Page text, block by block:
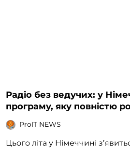
Радіо без ведучих: у
програму, яку повністю
ProIT NEWS
Цього літа у Німеччині